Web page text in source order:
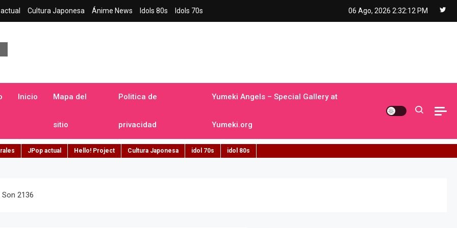
Cultura Japonesa Ánime News Idols 80s Idols 70s 06 Ago, 2026 2:32:13 PM
Inicio Mapa del
sitio
Politica de
privacidad
Yumeki Angels – Special Gallery at
Yumeki.org
JPop actual Hello! Project Cultura Japonesa idol 70s idol 80s
2136